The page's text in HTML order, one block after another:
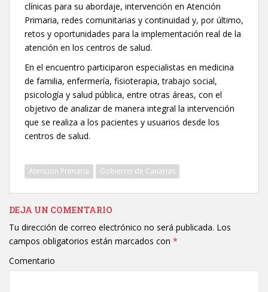
clínicas para su abordaje, intervención en Atención
Primaria, redes comunitarias y continuidad y, por último,
retos y oportunidades para la implementación real de la
atención en los centros de salud.
En el encuentro participaron especialistas en medicina
de familia, enfermería, fisioterapia, trabajo social,
psicología y salud pública, entre otras áreas, con el
objetivo de analizar de manera integral la intervención
que se realiza a los pacientes y usuarios desde los
centros de salud.
Atencion Primaria Gobierno de Canarias
DEJA UN COMENTARIO
Tu dirección de correo electrónico no será publicada. Los
campos obligatorios están marcados con *
Comentario